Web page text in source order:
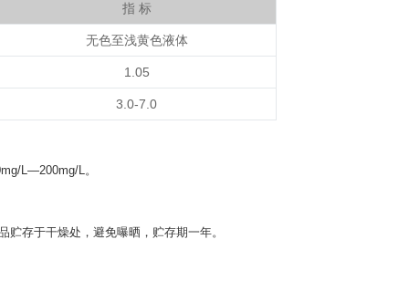
指 标
无色至浅黄色液体
1.05
3.0-7.0
L—200mg/L。
存于干燥处，避免曝晒，贮存期一年。